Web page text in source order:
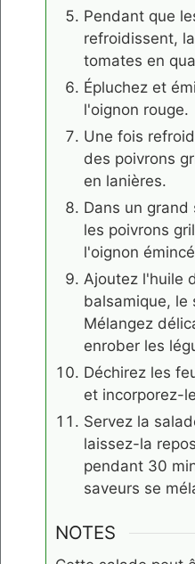
Pendant que
refroidissent,
tomates en
Épluchez et
l'oignon rouge.
Une fois
des poivrons
en lanières.
Dans un grand
les poivrons
l'oignon
Ajoutez l'huile
balsamique, le
Mélangez
enrober les
Déchirez les
et incorporez-
Servez la
laissez-la
pendant 30
saveurs se
NOTES